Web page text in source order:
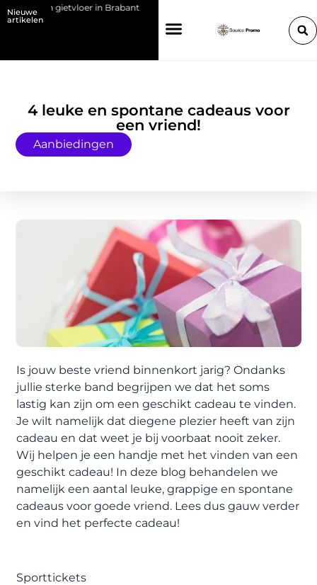
Nieuwe
artikelen
een gietvloer in Brabant Kies de juiste HP toner voor jouw printer
4 leuke en spontane cadeaus voor
een vriend!
Aanbiedingen
Is jouw beste vriend binnenkort jarig? Ondanks
jullie sterke band begrijpen we dat het soms
lastig kan zijn om een geschikt cadeau te vinden.
Je wilt namelijk dat diegene plezier heeft van zijn
cadeau en dat weet je bij voorbaat nooit zeker.
Wij helpen je een handje met het vinden van een
geschikt cadeau! In deze blog behandelen we
namelijk een aantal leuke, grappige en spontane
cadeaus voor goede vriend. Lees dus gauw verder
en vind het perfecte cadeau!
Sporttickets